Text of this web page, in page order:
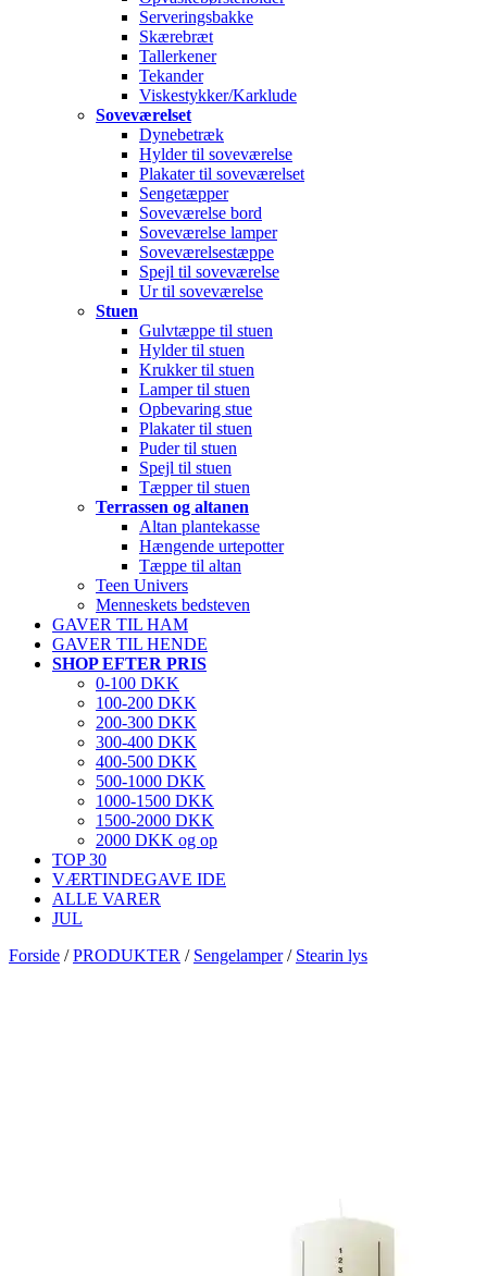
Serveringsbakke
Skærebræt
Tallerkener
Tekander
Viskestykker/Karklude
Soveværelset
Dynebetræk
Hylder til soveværelse
Plakater til soveværelset
Sengetæpper
Soveværelse bord
Soveværelse lamper
Soveværelsestæppe
Spejl til soveværelse
Ur til soveværelse
Stuen
Gulvtæppe til stuen
Hylder til stuen
Krukker til stuen
Lamper til stuen
Opbevaring stue
Plakater til stuen
Puder til stuen
Spejl til stuen
Tæpper til stuen
Terrassen og altanen
Altan plantekasse
Hængende urtepotter
Tæppe til altan
Teen Univers
Menneskets bedsteven
GAVER TIL HAM
GAVER TIL HENDE
SHOP EFTER PRIS
0-100 DKK
100-200 DKK
200-300 DKK
300-400 DKK
400-500 DKK
500-1000 DKK
1000-1500 DKK
1500-2000 DKK
2000 DKK og op
TOP 30
VÆRTINDEGAVE IDE
ALLE VARER
JUL
Forside /PRODUKTER / Sengelamper/ Stearin lys